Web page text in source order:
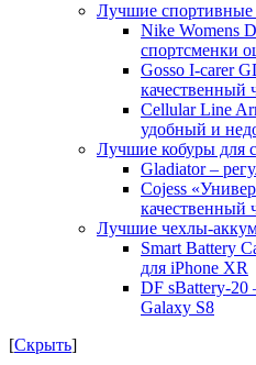
Лучшие спортивные
Nike Womens
спортсменки
Gosso I-carer
качественный
Cellular Line
удобный и
Лучшие кобуры для
Gladiator –
Cojess
качественный
Лучшие чехлы-
Smart Battery
для iPhone XR
DF sBattery-20
Galaxy S8
[Скрыть]